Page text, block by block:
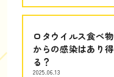
ロタウイルス食べ物
からの感染はあり得
る？
2025.06.13